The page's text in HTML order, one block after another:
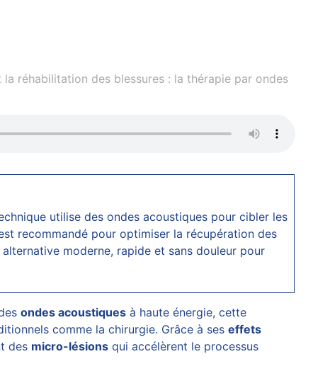
réhabilitation des blessures : la thérapie par ondes
utilise des ondes acoustiques pour cibler les
recommandé pour optimiser la récupération des
moderne, rapide et sans douleur pour
ondes acoustiques à haute énergie, cette
comme la chirurgie. Grâce à seseffets
des micro-lésions qui accélèrent le processus